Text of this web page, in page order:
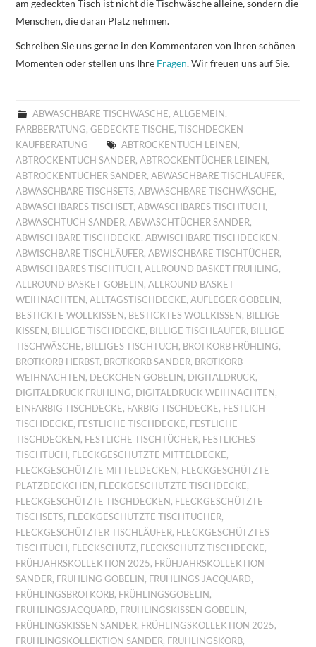
am gedeckten Tisch ist nicht die Tischwäsche alleine, sondern die
Menschen, die daran Platz nehmen.
Schreiben Sie uns gerne in den Kommentaren von Ihren schönen
Momenten oder stellen uns Ihre Fragen. Wir freuen uns auf Sie.
ABWASCHBARE TISCHWÄSCHE, ALLGEMEIN,
FARBBERATUNG,GEDECKTE TISCHE,TISCHDECKEN
KAUFBERATUNG
ABTROCKENTUCH LEINEN,
ABTROCKENTUCH SANDER,ABTROCKENTÜCHER LEINEN,
ABTROCKENTÜCHER SANDER,ABWASCHBARE TISCHLÄUFER,
ABWASCHBARE TISCHSETS,ABWASCHBARE TISCHWÄSCHE,
ABWASCHBARES TISCHSET,ABWASCHBARES TISCHTUCH,
ABWASCHTUCH SANDER,ABWASCHTÜCHER SANDER,
ABWISCHBARE TISCHDECKE,ABWISCHBARE TISCHDECKEN,
ABWISCHBARE TISCHLÄUFER,ABWISCHBARE TISCHTÜCHER,
ABWISCHBARES TISCHTUCH,ALLROUND BASKET FRÜHLING,
ALLROUND BASKET GOBELIN,ALLROUND BASKET
WEIHNACHTEN,ALLTAGSTISCHDECKE,AUFLEGER GOBELIN,
BESTICKTE WOLLKISSEN, BESTICKTES WOLLKISSEN, BILLIGE
KISSEN, BILLIGE TISCHDECKE, BILLIGE TISCHLÄUFER, BILLIGE
TISCHWÄSCHE, BILLIGES TISCHTUCH, BROTKORB FRÜHLING,
BROTKORB HERBST, BROTKORB SANDER, BROTKORB
WEIHNACHTEN, DECKCHEN GOBELIN, DIGITALDRUCK,
DIGITALDRUCK FRÜHLING, DIGITALDRUCK WEIHNACHTEN,
EINFARBIG TISCHDECKE, FARBIG TISCHDECKE, FESTLICH
TISCHDECKE, FESTLICHE TISCHDECKE, FESTLICHE
TISCHDECKEN, FESTLICHE TISCHTÜCHER, FESTLICHES
TISCHTUCH, FLECKGESCHÜTZTE MITTELDECKE,
FLECKGESCHÜTZTE MITTELDECKEN, FLECKGESCHÜTZTE
PLATZDECKCHEN, FLECKGESCHÜTZTE TISCHDECKE,
FLECKGESCHÜTZTE TISCHDECKEN, FLECKGESCHÜTZTE
TISCHSETS, FLECKGESCHÜTZTE TISCHTÜCHER,
FLECKGESCHÜTZTER TISCHLÄUFER, FLECKGESCHÜTZTES
TISCHTUCH, FLECKSCHUTZ, FLECKSCHUTZ TISCHDECKE,
FRÜHJAHRSKOLLEKTION 2025, FRÜHJAHRSKOLLEKTION
SANDER, FRÜHLING GOBELIN, FRÜHLINGS JACQUARD,
FRÜHLINGSBROTKORB, FRÜHLINGSGOBELIN,
FRÜHLINGSJACQUARD, FRÜHLINGSKISSEN GOBELIN,
FRÜHLINGSKISSEN SANDER, FRÜHLINGSKOLLEKTION 2025,
FRÜHLINGSKOLLEKTION SANDER, FRÜHLINGSKORB,